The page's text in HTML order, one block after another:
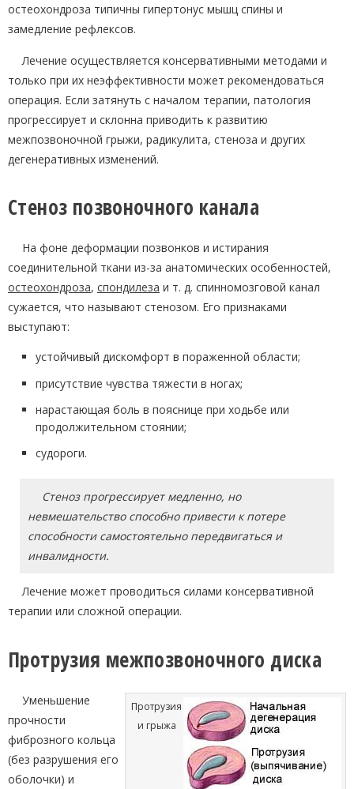
остеохондроза типичны гипертонус мышц спины и
замедление рефлексов.
Лечение осуществляется консервативными методами и
только при их неэффективности может рекомендоваться
операция. Если затянуть с началом терапии, патология
прогрессирует и склонна приводить к развитию
межпозвоночной грыжи, радикулита, стеноза и других
дегенеративных изменений.
Стеноз позвоночного канала
На фоне деформации позвонков и истирания
соединительной ткани из-за анатомических особенностей,
остеохондроза, спондилеза и т. д. спинномозговой канал
сужается, что называют стенозом. Его признаками
выступают:
устойчивый дискомфорт в пораженной области;
присутствие чувства тяжести в ногах;
нарастающая боль в пояснице при ходьбе или
продолжительном стоянии;
судороги.
Стеноз прогрессирует медленно, но
невмешательство способно привести к потере
способности самостоятельно передвигаться и
инвалидности.
Лечение может проводиться силами консервативной
терапии или сложной операции.
Протрузия межпозвоночного диска
Протрузия
и грыжа
Уменьшение
прочности
фиброзного кольца
(без разрушения его
оболочки) и